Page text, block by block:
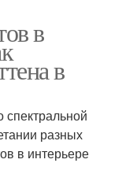
в
в
спектральной
разных
в интерьере